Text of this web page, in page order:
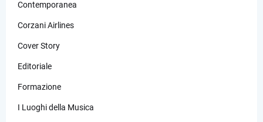
Contemporanea
Corzani Airlines
Cover Story
Editoriale
Formazione
I Luoghi della Musica